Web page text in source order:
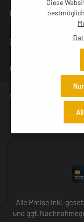
NEWSLETTER
SERVICES
INFORMATIONEN
SERVICE-TELEFON
Alle Preise inkl.
und ggf.
Diese